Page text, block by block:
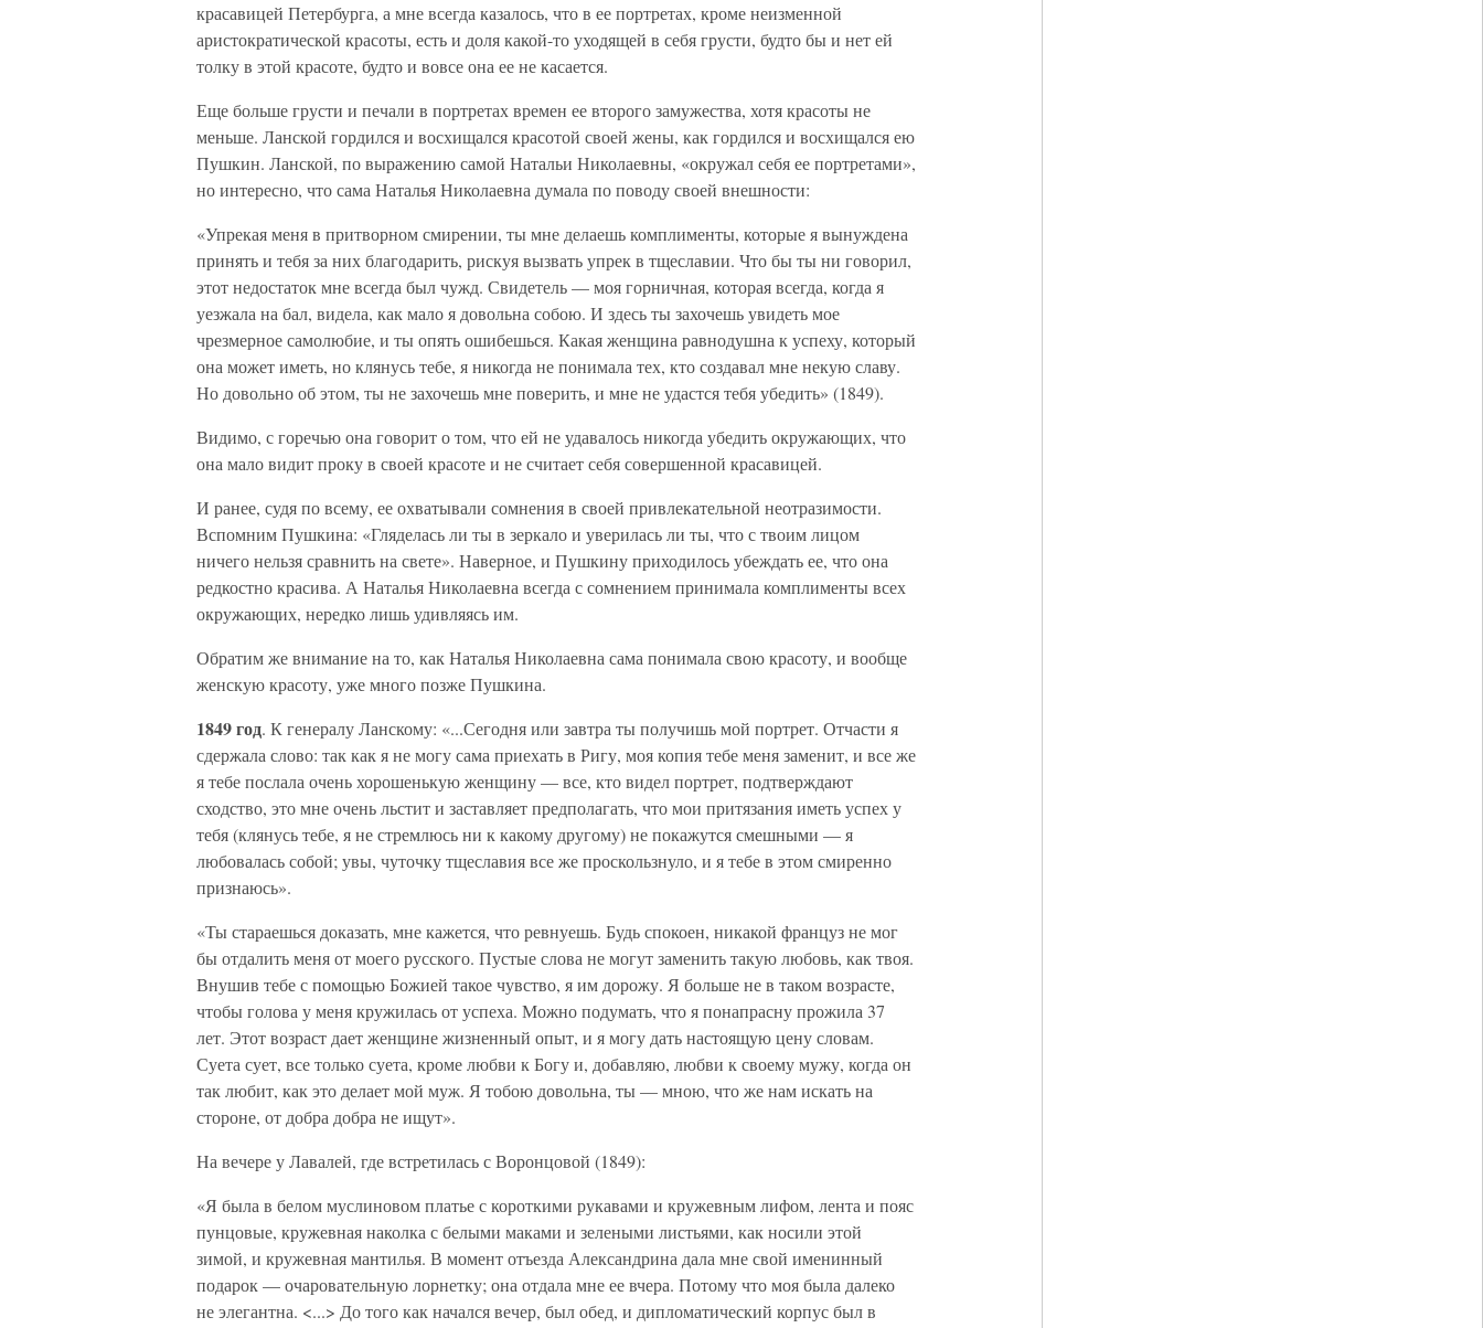
красавицей Петербурга, а мне всегда казалось, что в ее портретах, кроме неизменной
аристократической красоты, есть и доля какой-то уходящей в себя грусти, будто бы и нет ей
толку в этой красоте, будто и вовсе она ее не касается.
Еще больше грусти и печали в портретах времен ее второго замужества, хотя красоты не
меньше. Ланской гордился и восхищался красотой своей жены, как гордился и восхищался ею
Пушкин. Ланской, по выражению самой Натальи Николаевны, «окружал себя ее портретами»,
но интересно, что сама Наталья Николаевна думала по поводу своей внешности:
«Упрекая меня в притворном смирении, ты мне делаешь комплименты, которые я вынуждена
принять и тебя за них благодарить, рискуя вызвать упрек в тщеславии. Что бы ты ни говорил,
этот недостаток мне всегда был чужд. Свидетель — моя горничная, которая всегда, когда я
уезжала на бал, видела, как мало я довольна собою. И здесь ты захочешь увидеть мое
чрезмерное самолюбие, и ты опять ошибешься. Какая женщина равнодушна к успеху, который
она может иметь, но клянусь тебе, я никогда не понимала тех, кто создавал мне некую славу.
Но довольно об этом, ты не захочешь мне поверить, и мне не удастся тебя убедить» (1849).
Видимо, с горечью она говорит о том, что ей не удавалось никогда убедить окружающих, что
она мало видит проку в своей красоте и не считает себя совершенной красавицей.
И ранее, судя по всему, ее охватывали сомнения в своей привлекательной неотразимости.
Вспомним Пушкина: «Гляделась ли ты в зеркало и уверилась ли ты, что с твоим лицом
ничего нельзя сравнить на свете». Наверное, и Пушкину приходилось убеждать ее, что она
редкостно красива. А Наталья Николаевна всегда с сомнением принимала комплименты всех
окружающих, нередко лишь удивляясь им.
Обратим же внимание на то, как Наталья Николаевна сама понимала свою красоту, и вообще
женскую красоту, уже много позже Пушкина.
1849 год. К генералу Ланскому: «...Сегодня или завтра ты получишь мой портрет. Отчасти я
сдержала слово: так как я не могу сама приехать в Ригу, моя копия тебе меня заменит, и все же
я тебе послала очень хорошенькую женщину — все, кто видел портрет, подтверждают
сходство, это мне очень льстит и заставляет предполагать, что мои притязания иметь успех у
тебя (клянусь тебе, я не стремлюсь ни к какому другому) не покажутся смешными — я
любовалась собой; увы, чуточку тщеславия все же проскользнуло, и я тебе в этом смиренно
признаюсь».
«Ты стараешься доказать, мне кажется, что ревнуешь. Будь спокоен, никакой француз не мог
бы отдалить меня от моего русского. Пустые слова не могут заменить такую любовь, как твоя.
Внушив тебе с помощью Божией такое чувство, я им дорожу. Я больше не в таком возрасте,
чтобы голова у меня кружилась от успеха. Можно подумать, что я понапрасну прожила 37
лет. Этот возраст дает женщине жизненный опыт, и я могу дать настоящую цену словам.
Суета сует, все только суета, кроме любви к Богу и, добавляю, любви к своему мужу, когда он
так любит, как это делает мой муж. Я тобою довольна, ты — мною, что же нам искать на
стороне, от добра добра не ищут».
На вечере у Лавалей, где встретилась с Воронцовой (1849):
«Я была в белом муслиновом платье с короткими рукавами и кружевным лифом, лента и пояс
пунцовые, кружевная наколка с белыми маками и зелеными листьями, как носили этой
зимой, и кружевная мантилья. В момент отъезда Александрина дала мне свой именинный
подарок — очаровательную лорнетку; она отдала мне ее вчера. Потому что моя была далеко
не элегантна. <...> До того как начался вечер, был обед, и дипломатический корпус был в